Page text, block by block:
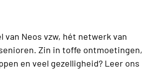
van Neos vzw, hét netwerk van
Zin in toffe ontmoetingen,
en veel gezelligheid? Leer ons